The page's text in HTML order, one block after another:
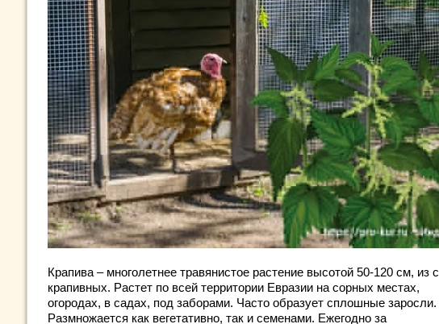
Крапива – многолетнее травянистое растение высотой 50-120 см, из
крапивных. Растет по всей территории Евразии на сорных местах,
огородах, в садах, под заборами. Часто образует сплошные заросли.
Размножается как вегетативно, так и семенами. Ежегодно за